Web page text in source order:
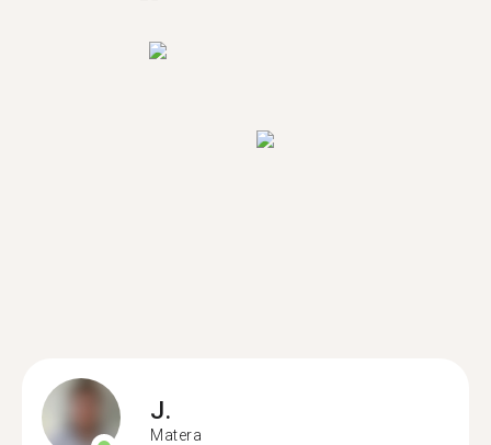
J.
Matera